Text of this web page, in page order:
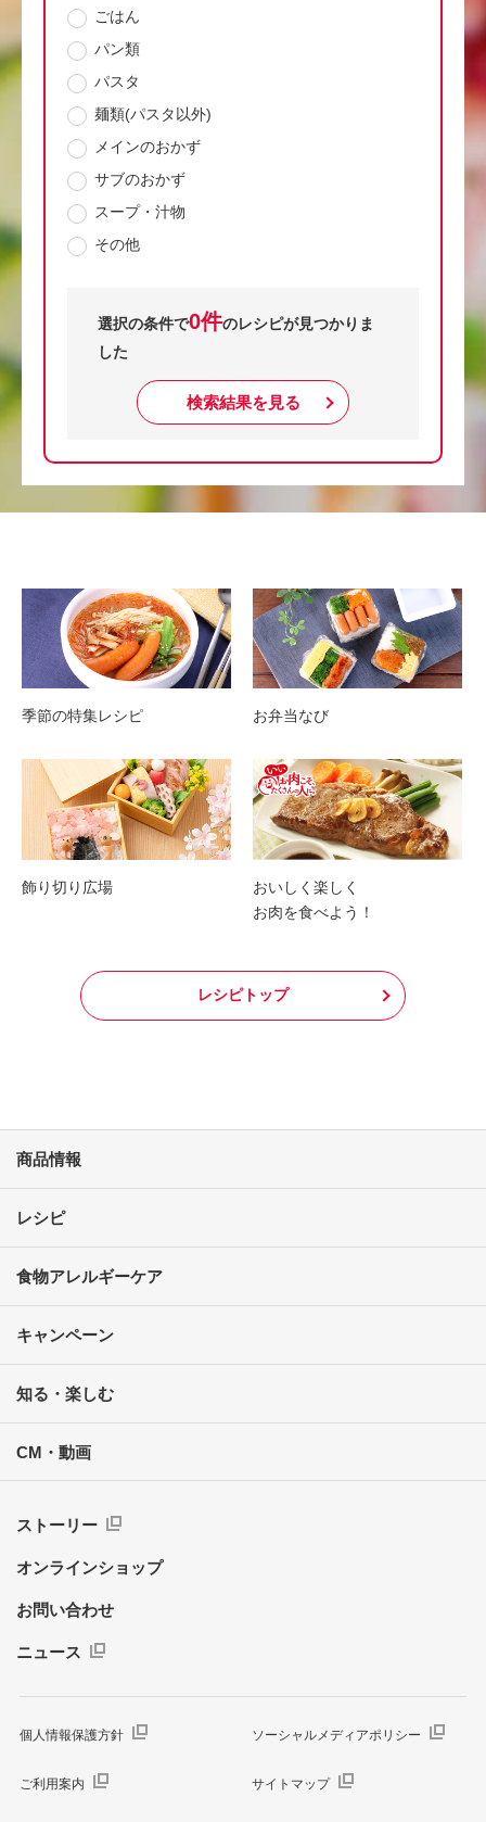
ごはん
パン類
パスタ
麺類(パスタ以外)
メインのおかず
サブのおかず
スープ・汁物
その他
選択の条件で0件のレシピが見つかりま
した
検索結果を見る
季節の特集レシピ お弁当なび
飾り切り広場
おいしく楽しく
お肉を食べよう！
レシピトップ
商品情報
レシピ
食物アレルギーケア
キャンペーン
知る・楽しむ
CM・動画
ストーリー
オンラインショップ
お問い合わせ
ニュース
個人情報保護方針 ソーシャルメディアポリシー
ご利用案内 サイトマップ